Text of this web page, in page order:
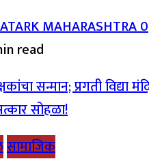
MAHARASHTRA0
read
सामाजिक